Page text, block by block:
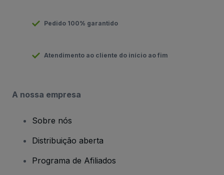
Pedido 100% garantido
Atendimento ao cliente do início ao fim
A nossa empresa
Sobre nós
Distribuição aberta
Programa de Afiliados